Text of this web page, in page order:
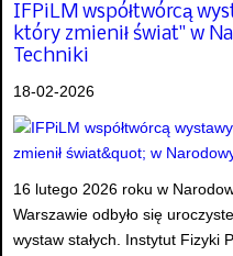
IFPiLM współtwórcą
który zmienił świat" w
Techniki
18-02-2026
16 lutego 2026 roku w
Warszawie odbyło się
wystaw stałych. Instytut Fizyki